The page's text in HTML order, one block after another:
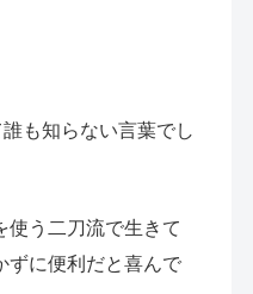
も知らない言葉でし
使う二刀流で生きて
ずに便利だと喜んで